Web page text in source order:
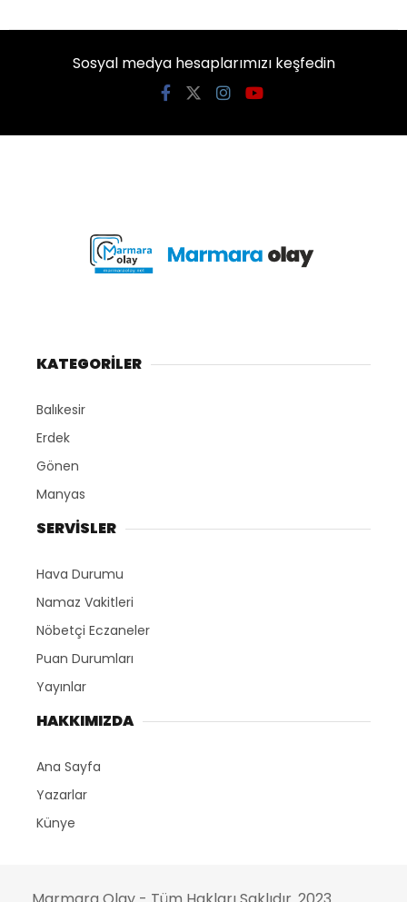
Sosyal medya hesaplarımızı keşfedin
KATEGORİLER
Balıkesir
Erdek
Gönen
Manyas
SERVİSLER
Hava Durumu
Namaz Vakitleri
Nöbetçi Eczaneler
Puan Durumları
Yayınlar
HAKKIMIZDA
Ana Sayfa
Yazarlar
Künye